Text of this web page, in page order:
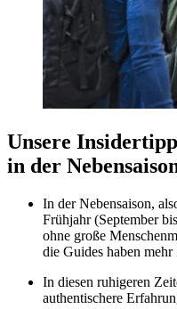
Unsere
in der
In der Nebensaison,
Frühjahr (September
ohne große
die Guides haben
In diesen ruhigeren
authentischere